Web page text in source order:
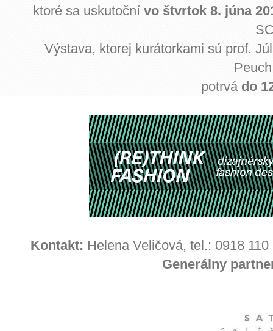
ktoré sa uskutoční vo štvrtok 8. júna
Výstava, ktorej kurátorkami sú prof.
potrvá do
Kontakt: Helena Veličová, tel.: 0918
Generálny